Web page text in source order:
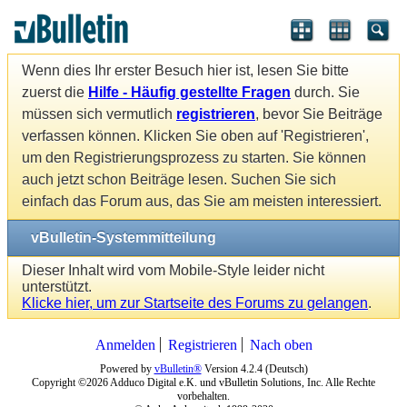
Wenn dies Ihr erster Besuch hier ist, lesen Sie bitte
zuerst die Hilfe - Häufig gestellte Fragen durch. Sie
müssen sich vermutlich registrieren, bevor Sie Beiträge
verfassen können. Klicken Sie oben auf 'Registrieren',
um den Registrierungsprozess zu starten. Sie können
auch jetzt schon Beiträge lesen. Suchen Sie sich
einfach das Forum aus, das Sie am meisten interessiert.
vBulletin-Systemmitteilung
Dieser Inhalt wird vom Mobile-Style leider nicht
unterstützt.
Klicke hier, um zur Startseite des Forums zu gelangen.
Anmelden Registrieren Nach oben
Powered by vBulletin®Version 4.2.4 (Deutsch)
Copyright ©2026 Adduco Digital e.K. und vBulletin Solutions, Inc. Alle Rechte
vorbehalten.